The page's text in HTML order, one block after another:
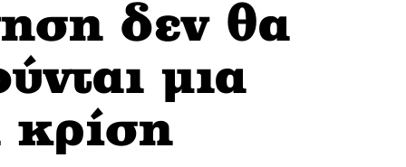
δεν θα
μια
κρίση